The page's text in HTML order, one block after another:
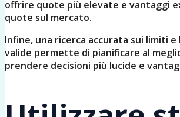
offrire quote più elevate e vantaggi
quote sul mercato.
Infine, una ricerca accurata sui limiti
valide permette di pianificare al
prendere decisioni più lucide e